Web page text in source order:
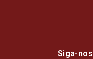
Siga-